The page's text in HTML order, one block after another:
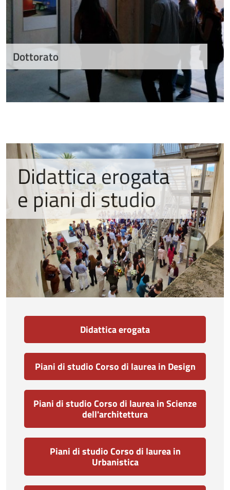
Dottorato
Didattica erogata
e piani di studio
Didattica erogata
Piani di studio Corso di laurea in Design
Piani di studio Corso di laurea in Scienze
dell'architettura
Piani di studio Corso di laurea in
Urbanistica